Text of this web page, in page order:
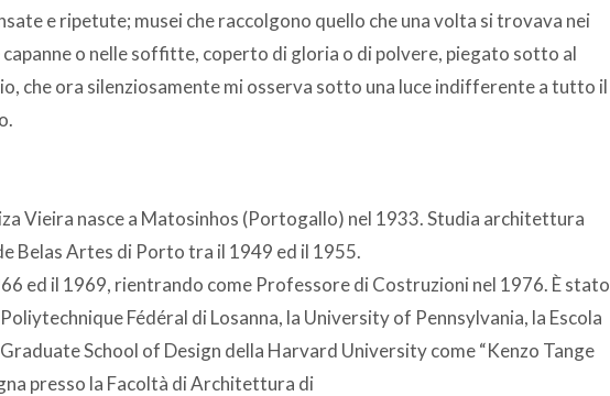
e ripetute; musei che raccolgono quello che una volta si trovava nei
capanne o nelle soffitte, coperto di gloria o di polvere, piegato sotto al
che ora silenziosamente mi osserva sotto una luce indifferente a tutto il
Vieira nasce a Matosinhos (Portogallo) nel 1933. Studia architettura
Belas Artes di Porto tra il 1949 ed il 1955.
ed il 1969, rientrando come Professore di Costruzioni nel 1976. È stato
Fédéral di Losanna, la University of Pennsylvania, la Escola
School of Design della Harvard University come “Kenzo Tange
presso la Facoltà di Architettura di